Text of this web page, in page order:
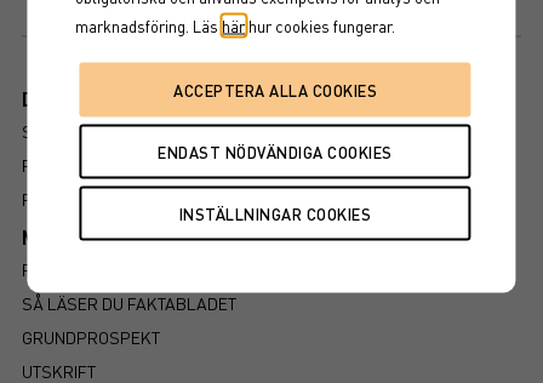
Årlig ränta 5,9%
Dokument
SLUTLIGA VILLKOR
PROSPEKT
FAKTABLAD
Mer information om produkten
RISK
SÅ LÄSER DU FAKTABLADET
GRUNDPROSPEKT
UTSKRIFT
marknadsföring. Läs här hur cookies fungerar.